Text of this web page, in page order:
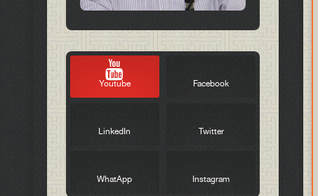
Facebook
Youtube
Twitter
LinkedIn
Instagram
WhatApp